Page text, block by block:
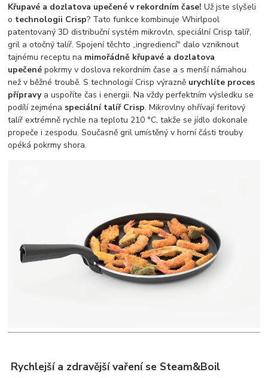
Křupavé a dozlatova upečené v rekordním čase! Už jste slyšeli
o technologii Crisp? Tato funkce kombinuje Whirlpool
patentovaný 3D distribuční systém mikrovln, speciální Crisp talíř,
gril a otočný talíř. Spojení těchto „ingrediencí" dalo vzniknout
tajnému receptu na mimořádně křupavé a dozlatova
upečené pokrmy v doslova rekordním čase a s menší námahou
než v běžné troubě. S technologií Crisp výrazně urychlíte proces
přípravya uspoříte čas i energii. Na vždy perfektním výsledku se
podílí zejména speciální talíř Crisp. Mikrovlny ohřívají feritový
talíř extrémně rychle na teplotu 210 °C, takže se jídlo dokonale
propeče i zespodu. Současně gril umístěný v horní části trouby
opéká pokrmy shora.
Rychlejší a zdravější vaření se Steam&Boil